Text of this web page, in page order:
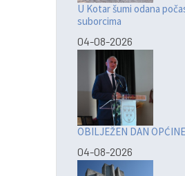
U Kotar šumi odana
suborcima
04-08-2026
OBILJEŽEN DAN
04-08-2026